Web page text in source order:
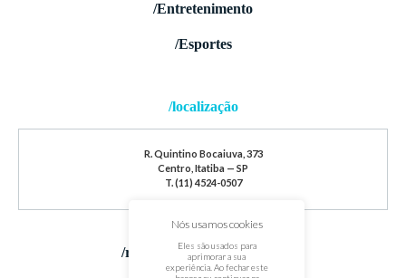
/Entretenimento
/Esportes
/localização
R. Quintino Bocaiuva, 373
Centro, Itatiba — SP
T. (11) 4524-0507
/redes sociais
Nós usamos cookies
Eles são usados para
aprimorar a sua
experiência. Ao fechar este